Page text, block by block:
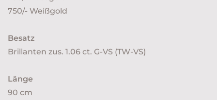
750/- Weißgold
Besatz
Brillanten zus. 1.06 ct. G-VS (TW-VS)
Länge
90 cm